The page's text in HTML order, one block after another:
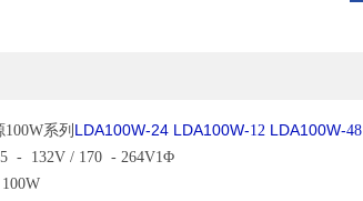
系列 LDA100W-24 LDA100W-12 LDA100W-48
- 132V / 170 - 264V1Φ